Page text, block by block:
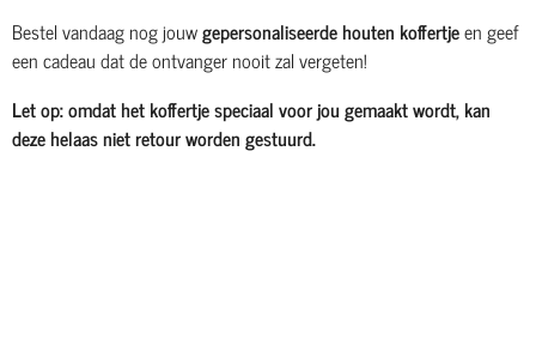
Bestel vandaag nog jouwgepersonaliseerde houten koffertjeen geef
een cadeau dat de ontvanger nooit zal vergeten!
Let op: omdat het koffertje speciaal voor jou gemaakt wordt, kan
deze helaas niet retour worden gestuurd.